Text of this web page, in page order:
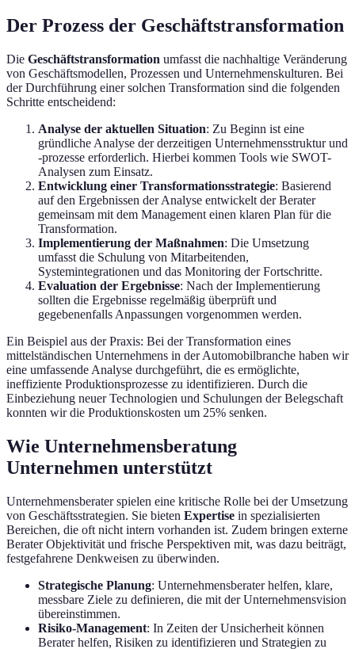
Der Prozess der Geschäftstransformation
Die Geschäftstransformation umfasst die nachhaltige Veränderung
von Geschäftsmodellen, Prozessen und Unternehmenskulturen. Bei
der Durchführung einer solchen Transformation sind die folgenden
Schritte entscheidend:
Analyse der aktuellen Situation: Zu Beginn ist eine
gründliche Analyse der derzeitigen Unternehmensstruktur und
-prozesse erforderlich. Hierbei kommen Tools wie SWOT-
Analysen zum Einsatz.
Entwicklung einer Transformationsstrategie: Basierend
auf den Ergebnissen der Analyse entwickelt der Berater
gemeinsam mit dem Management einen klaren Plan für die
Transformation.
Implementierung der Maßnahmen: Die Umsetzung
umfasst die Schulung von Mitarbeitenden,
Systemintegrationen und das Monitoring der Fortschritte.
Evaluation der Ergebnisse: Nach der Implementierung
sollten die Ergebnisse regelmäßig überprüft und
gegebenenfalls Anpassungen vorgenommen werden.
Ein Beispiel aus der Praxis: Bei der Transformation eines
mittelständischen Unternehmens in der Automobilbranche haben wir
eine umfassende Analyse durchgeführt, die es ermöglichte,
ineffiziente Produktionsprozesse zu identifizieren. Durch die
Einbeziehung neuer Technologien und Schulungen der Belegschaft
konnten wir die Produktionskosten um 25% senken.
Wie Unternehmensberatung
Unternehmen unterstützt
Unternehmensberater spielen eine kritische Rolle bei der Umsetzung
von Geschäftsstrategien. Sie bieten Expertise in spezialisierten
Bereichen, die oft nicht intern vorhanden ist. Zudem bringen externe
Berater Objektivität und frische Perspektiven mit, was dazu beiträgt,
festgefahrene Denkweisen zu überwinden.
Strategische Planung: Unternehmensberater helfen, klare,
messbare Ziele zu definieren, die mit der Unternehmensvision
übereinstimmen.
Risiko-Management: In Zeiten der Unsicherheit können
Berater helfen, Risiken zu identifizieren und Strategien zu